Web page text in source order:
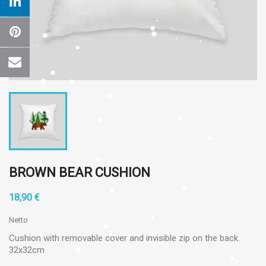
BROWN BEAR CUSHION
18,90 €
Netto
Cushion with removable cover and invisible zip on the back.
32x32cm